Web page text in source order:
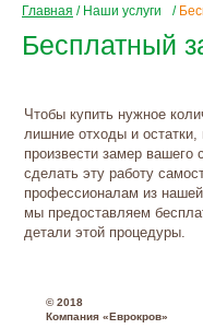
Главная / Наши услуги /
Бесплатный
Чтобы купить нужное
лишние отходы и остатки,
произвести замер вашего
сделать эту работу
профессионалам из
мы предоставляем
детали этой процедуры.
© 2018
Компания «Еврокров»